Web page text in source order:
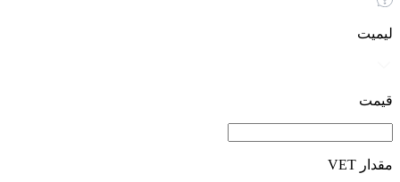
لیمیت
قیمت
مقدار VET